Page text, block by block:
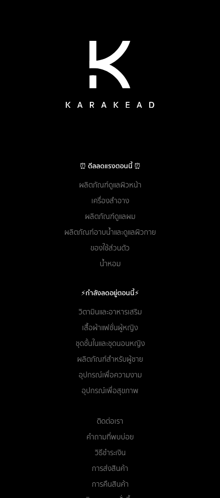
⏰ ดีลลดแรงตอนนี้ ⏰
ผลิตภัณฑ์ดูแลผิวหน้า
เครื่องสำอาง
ผลิตภัณฑ์ดูแลผม
ผลิตภัณฑ์อาบน้ำและดูแลผิวกาย
ของใช้ส่วนตัว
น้ำหอม
⚡กำลังลดอยู่ตอนนี้⚡
วิตามินและอาหารเสริม
เสื้อผ้าแฟชั่นผู้หญิง
ชุดชั้นในและชุดนอนหญิง
ผลิตภัณฑ์สำหรับผู้ชาย
อุปกรณ์เพื่อความงาม
อุปกรณ์เพื่อสุขภาพ
ติดต่อเรา
คำถามที่พบบ่อย
วิธีชำระเงิน
การส่งสินค้า
การคืนสินค้า